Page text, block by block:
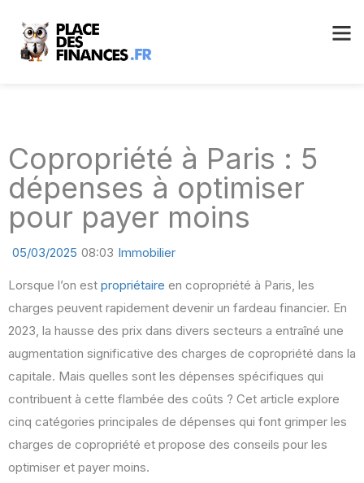
Copropriété à Paris : 5
dépenses à optimiser
pour payer moins
05/03/2025 08:03 Immobilier
Lorsque l’on est propriétaire en copropriété à Paris, les
charges peuvent rapidement devenir un fardeau financier. En
2023, la hausse des prix dans divers secteurs a entraîné une
augmentation significative des charges de copropriété dans la
capitale. Mais quelles sont les dépenses spécifiques qui
contribuent à cette flambée des coûts ? Cet article explore
cinq catégories principales de dépenses qui font grimper les
charges de copropriété et propose des conseils pour les
optimiser et payer moins.